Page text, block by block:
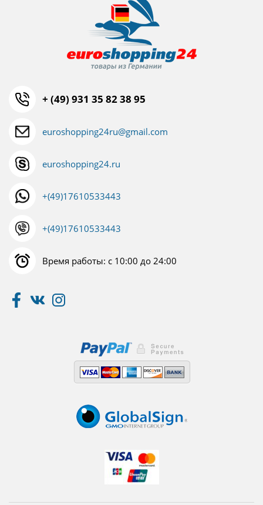
+ (49) 931 35 82 38 95
euroshopping24ru@gmail.com
euroshopping24.ru
+(49)17610533443
+(49)17610533443
Время работы: с 10:00 до 24:00